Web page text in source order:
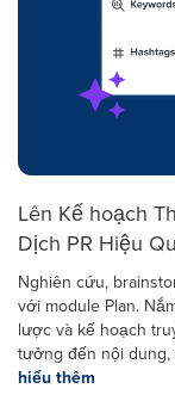
Lên Kế hoạch
Dịch PR Hiệu
Nghiên cứu,
với module Plan.
lược và kế hoạch
tưởng đến nội
hiểu thêm